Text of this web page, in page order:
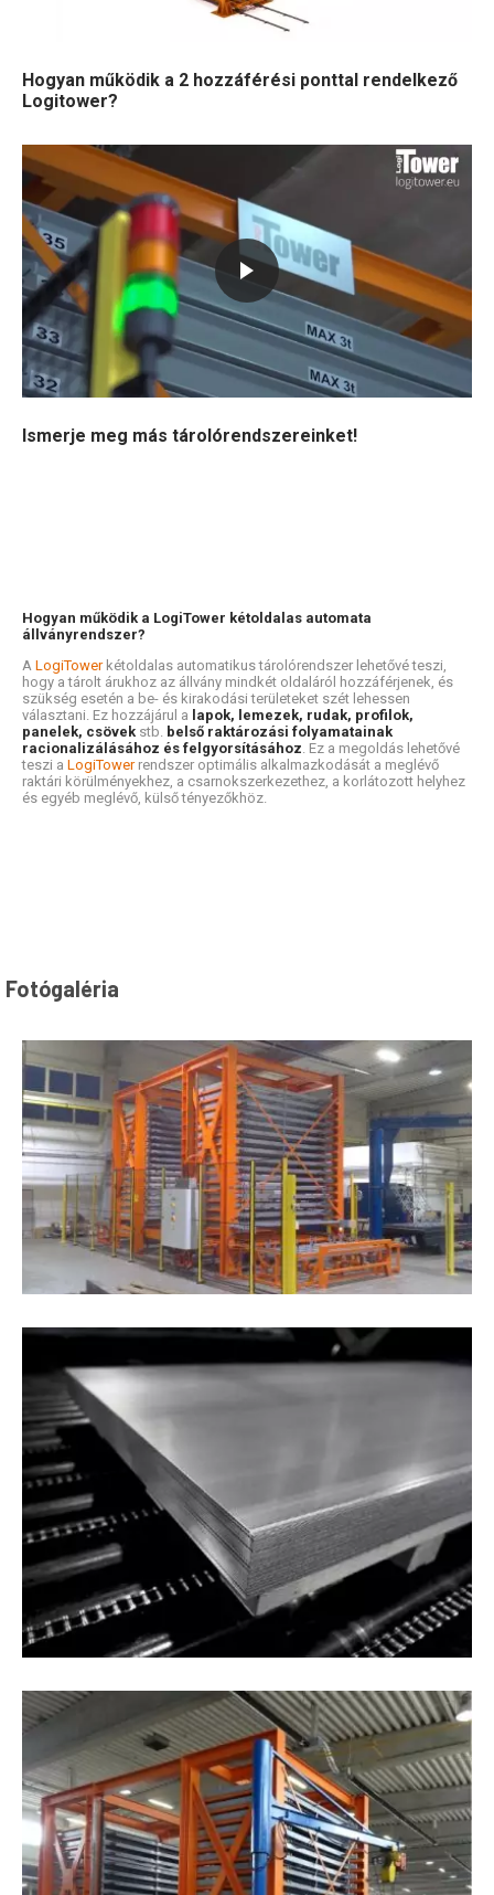
Hogyan működik a 2 hozzáférési ponttal rendelkező
Logitower?
Ismerje meg más tárolórendszereinket!
Hogyan működik a LogiTower kétoldalas automata
állványrendszer?
A LogiTowerkétoldalas automatikus tárolórendszer lehetővé teszi,
hogy a tárolt árukhoz az állvány mindkét oldaláról hozzáférjenek, és
szükség esetén a be- és kirakodási területeket szét lehessen
választani. Ez hozzájárul a lapok, lemezek, rudak, profilok,
panelek, csövek stb. belső raktározási folyamatainak
racionalizálásához és felgyorsításához. Ez a megoldás lehetővé
teszi a LogiTowerrendszer optimális alkalmazkodását a meglévő
raktári körülményekhez, a csarnokszerkezethez, a korlátozott helyhez
és egyéb meglévő, külső tényezőkhöz.
Fotógaléria